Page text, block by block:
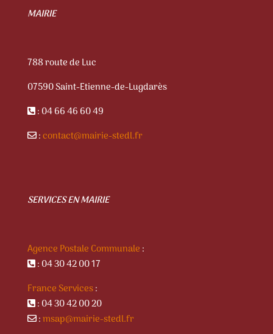
MAIRIE
788 route de Luc
07590 Saint-Etienne-de-Lugdarès
: 04 66 46 60 49
:contact@mairie-stedl.fr
SERVICES EN MAIRIE
Agence Postale Communale :
: 04 30 42 00 17
France Services:
: 04 30 42 00 20
:msap@mairie-stedl.fr